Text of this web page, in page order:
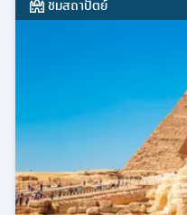
ชมสถาปัตย์